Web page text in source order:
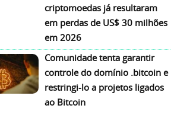
criptomoedas já resultaram
em perdas de US$ 30 milhões
em 2026
Comunidade tenta garantir
controle do domínio .bitcoin e
restringi-lo a projetos ligados
ao Bitcoin